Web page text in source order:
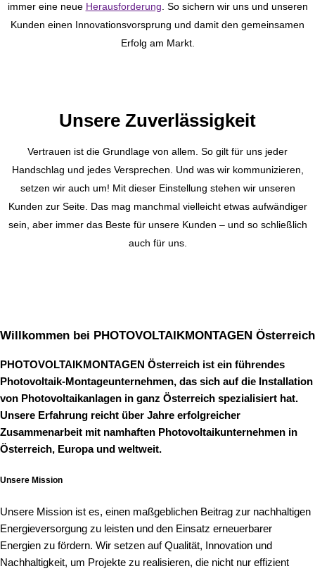
immer eine neue Herausforderung . So sichern wir uns und unseren
Kunden einen Innovationsvorsprung und damit den gemeinsamen
Erfolg am Markt.
Unsere Zuverlässigkeit
Vertrauen ist die Grundlage von allem. So gilt für uns jeder
Handschlag und jedes Versprechen. Und was wir kommunizieren,
setzen wir auch um! Mit dieser Einstellung stehen wir unseren
Kunden zur Seite. Das mag manchmal vielleicht etwas aufwändiger
sein, aber immer das Beste für unsere Kunden – und so schließlich
auch für uns.
Willkommen bei PHOTOVOLTAIKMONTAGEN Österreich
PHOTOVOLTAIKMONTAGEN Österreich ist ein führendes
Photovoltaik-Montageunternehmen, das sich auf die Installation
von Photovoltaikanlagen in ganz Österreich spezialisiert hat.
Unsere Erfahrung reicht über Jahre erfolgreicher
Zusammenarbeit mit namhaften Photovoltaikunternehmen in
Österreich, Europa und weltweit.
Unsere Mission
Unsere Mission ist es, einen maßgeblichen Beitrag zur nachhaltigen
Energieversorgung zu leisten und den Einsatz erneuerbarer
Energien zu fördern. Wir setzen auf Qualität, Innovation und
Nachhaltigkeit, um Projekte zu realisieren, die nicht nur effizient